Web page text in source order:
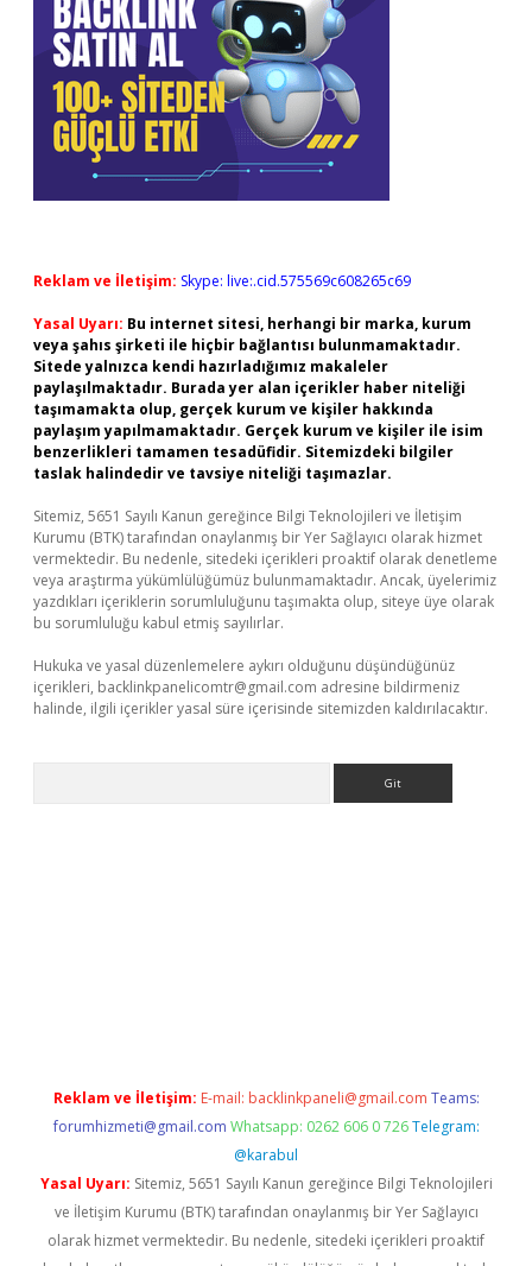
Reklam ve İletişim: Skype: live:.cid.575569c608265c69
Yasal Uyarı: Bu internet sitesi, herhangi bir marka, kurum
veya şahıs şirketi ile hiçbir bağlantısı bulunmamaktadır.
Sitede yalnızca kendi hazırladığımız makaleler
paylaşılmaktadır. Burada yer alan içerikler haber niteliği
taşımamakta olup, gerçek kurum ve kişiler hakkında
paylaşım yapılmamaktadır. Gerçek kurum ve kişiler ile isim
benzerlikleri tamamen tesadüfidir. Sitemizdeki bilgiler
taslak halindedir ve tavsiye niteliği taşımazlar.
Sitemiz, 5651 Sayılı Kanun gereğince Bilgi Teknolojileri ve İletişim
Kurumu (BTK) tarafından onaylanmış bir Yer Sağlayıcı olarak hizmet
vermektedir. Bu nedenle, sitedeki içerikleri proaktif olarak denetleme
veya araştırma yükümlülüğümüz bulunmamaktadır. Ancak, üyelerimiz
yazdıkları içeriklerin sorumluluğunu taşımakta olup, siteye üye olarak
bu sorumluluğu kabul etmiş sayılırlar.
Hukuka ve yasal düzenlemelere aykırı olduğunu düşündüğünüz
içerikleri, backlinkpanelicomtr@gmail.com adresine bildirmeniz
halinde, ilgili içerikler yasal süre içerisinde sitemizden kaldırılacaktır.
Reklam ve İletişim: E-mail: backlinkpaneli@gmail.com Teams:
forumhizmeti@gmail.com Whatsapp: 0262 606 0 726 Telegram:
@karabul
Yasal Uyarı: Sitemiz, 5651 Sayılı Kanun gereğince Bilgi Teknolojileri
ve İletişim Kurumu (BTK) tarafından onaylanmış bir Yer Sağlayıcı
olarak hizmet vermektedir. Bu nedenle, sitedeki içerikleri proaktif